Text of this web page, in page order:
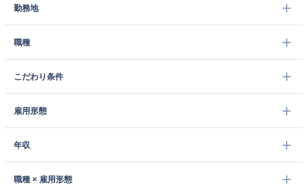
勤務地
職種
こだわり条件
雇用形態
年収
職種 × 雇用形態